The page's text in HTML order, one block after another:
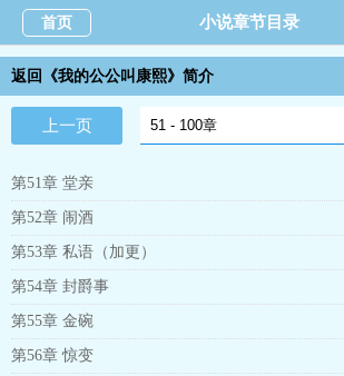
首页 小说章节目录
返回《我的公公叫康熙》简介
上一页
第51章 堂亲
第52章 闹酒
第53章 私语（加更）
第54章 封爵事
第55章 金碗
第56章 惊变